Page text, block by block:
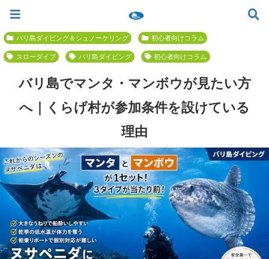
バリ島でいちばん優しい初心者専門 ≫
バリ島ダイビング＆シュノーケリング 初心者向けコラム
スローダイブ バリ島ダイビング 初心者向けコラム
バリ島でマンタ・マンボウが見たい方
へ｜くらげ村が参加条件を設けている
理由